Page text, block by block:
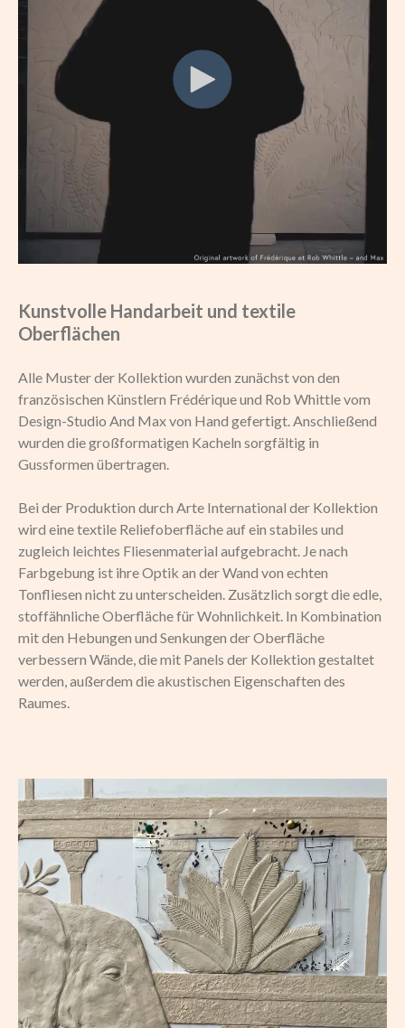
Kunstvolle Handarbeit und textile
Oberflächen
Alle Muster der Kollektion wurden zunächst von den
französischen Künstlern Frédérique und Rob Whittle vom
Design-Studio And Max von Hand gefertigt. Anschließend
wurden die großformatigen Kacheln sorgfältig in
Gussformen übertragen.
Bei der Produktion durch Arte International der Kollektion
wird eine textile Reliefoberfläche auf ein stabiles und
zugleich leichtes Fliesenmaterial aufgebracht. Je nach
Farbgebung ist ihre Optik an der Wand von echten
Tonfliesen nicht zu unterscheiden. Zusätzlich sorgt die edle,
stoffähnliche Oberfläche für Wohnlichkeit. In Kombination
mit den Hebungen und Senkungen der Oberfläche
verbessern Wände, die mit Panels der Kollektion gestaltet
werden, außerdem die akustischen Eigenschaften des
Raumes.